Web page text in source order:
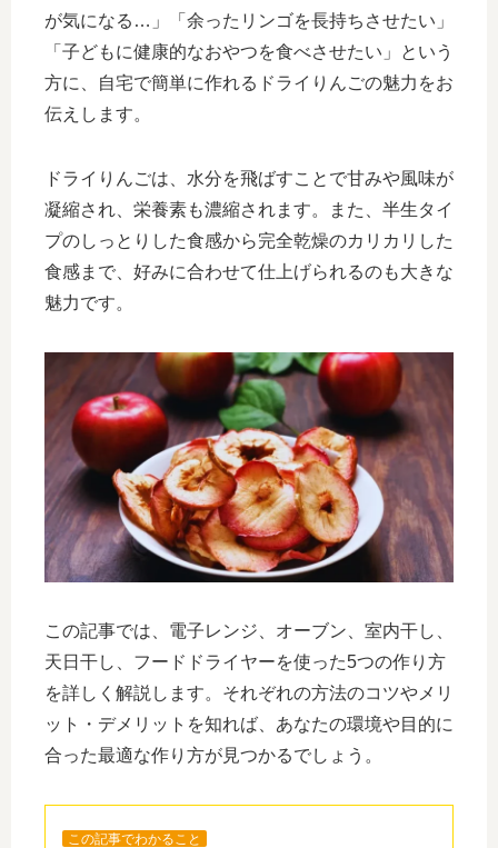
が気になる…」「余ったリンゴを長持ちさせたい」
「子どもに健康的なおやつを食べさせたい」という
方に、自宅で簡単に作れるドライりんごの魅力をお
伝えします。
ドライりんごは、水分を飛ばすことで甘みや風味が
凝縮され、栄養素も濃縮されます。また、半生タイ
プのしっとりした食感から完全乾燥のカリカリした
食感まで、好みに合わせて仕上げられるのも大きな
魅力です。
この記事では、電子レンジ、オーブン、室内干し、
天日干し、フードドライヤーを使った5つの作り方
を詳しく解説します。それぞれの方法のコツやメリ
ット・デメリットを知れば、あなたの環境や目的に
合った最適な作り方が見つかるでしょう。
この記事でわかること